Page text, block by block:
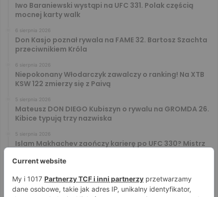
Iwo Baraniewski wystąpi na UFC 331. Polak częścią
mocnej karty walk
6 sierpnia 2026
Don Kasjo poznał rywala na FAME 32. Bartosz Szachta
przeciwnikiem Króla
6 sierpnia 2026
Niepokonany Włodarczyk zawalczy o ranking! Na XTB
KSW 122 zmierzy się z Paivą
5 sierpnia 2026
Mateusz DON DIEGO Kubiszyn o rywalu na GROMDA 26.
Kibice typują trzy nazwiska
5 sierpnia 2026
Islam Makhachev zaończy karierę po UFC 330? Mistrz
Tańcula nie gryzł się w język. Wymowna sugestia o
zachowaniu Jacka Murańskiego [VIDEO]